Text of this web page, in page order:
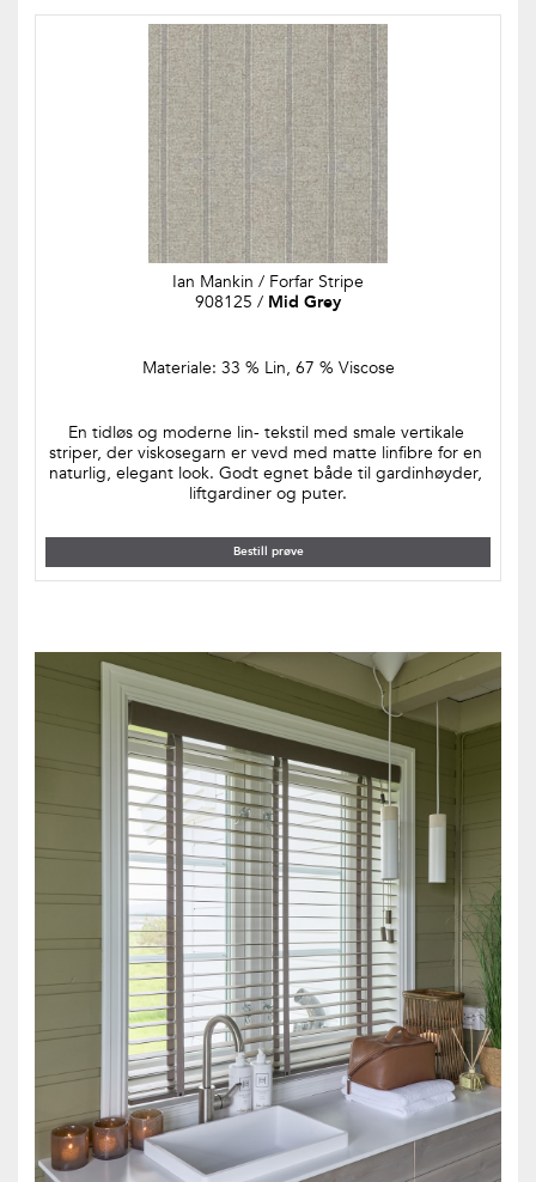
Ian Mankin / Forfar Stripe
908125 / Mid Grey
Materiale: 33 % Lin, 67 % Viscose
En tidløs og moderne lin- tekstil med smale vertikale
striper, der viskosegarn er vevd med matte linfibre for en
naturlig, elegant look. Godt egnet både til gardinhøyder,
liftgardiner og puter.
Bestill prøve